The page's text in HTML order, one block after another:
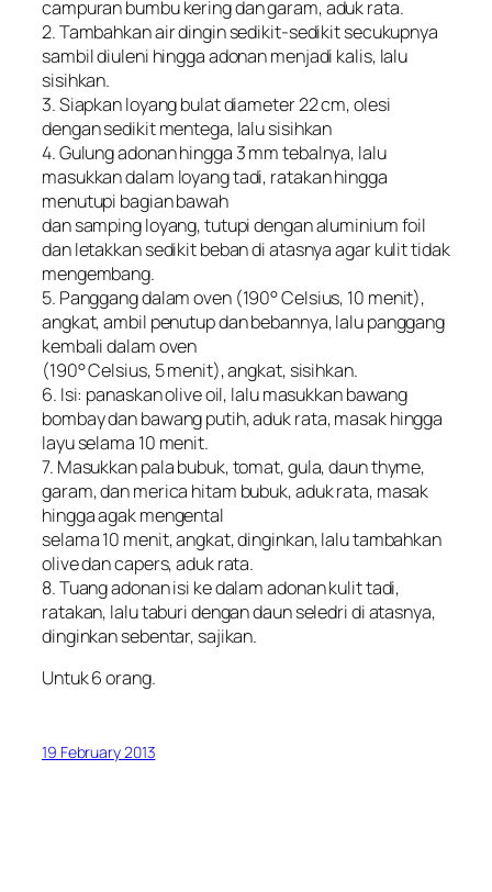
campuran bumbu kering dan garam, aduk rata.
2. Tambahkan air dingin sedikit-sedikit secukupnya
sambil diuleni hingga adonan menjadi kalis, lalu
sisihkan.
3. Siapkan loyang bulat diameter 22 cm, olesi
dengan sedikit mentega, lalu sisihkan
4. Gulung adonan hingga 3 mm tebalnya, lalu
masukkan dalam loyang tadi, ratakan hingga
menutupi bagian bawah
dan samping loyang, tutupi dengan aluminium foil
dan letakkan sedikit beban di atasnya agar kulit tidak
mengembang.
5. Panggang dalam oven (190° Celsius, 10 menit),
angkat, ambil penutup dan bebannya, lalu panggang
kembali dalam oven
(190° Celsius, 5 menit), angkat, sisihkan.
6. Isi: panaskan olive oil, lalu masukkan bawang
bombay dan bawang putih, aduk rata, masak hingga
layu selama 10 menit.
7. Masukkan pala bubuk, tomat, gula, daun thyme,
garam, dan merica hitam bubuk, aduk rata, masak
hingga agak mengental
selama 10 menit, angkat, dinginkan, lalu tambahkan
olive dan capers, aduk rata.
8. Tuang adonan isi ke dalam adonan kulit tadi,
ratakan, lalu taburi dengan daun seledri di atasnya,
dinginkan sebentar, sajikan.
Untuk 6 orang.
19 February 2013